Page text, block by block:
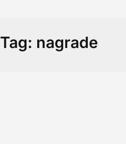
Tag: nagrade